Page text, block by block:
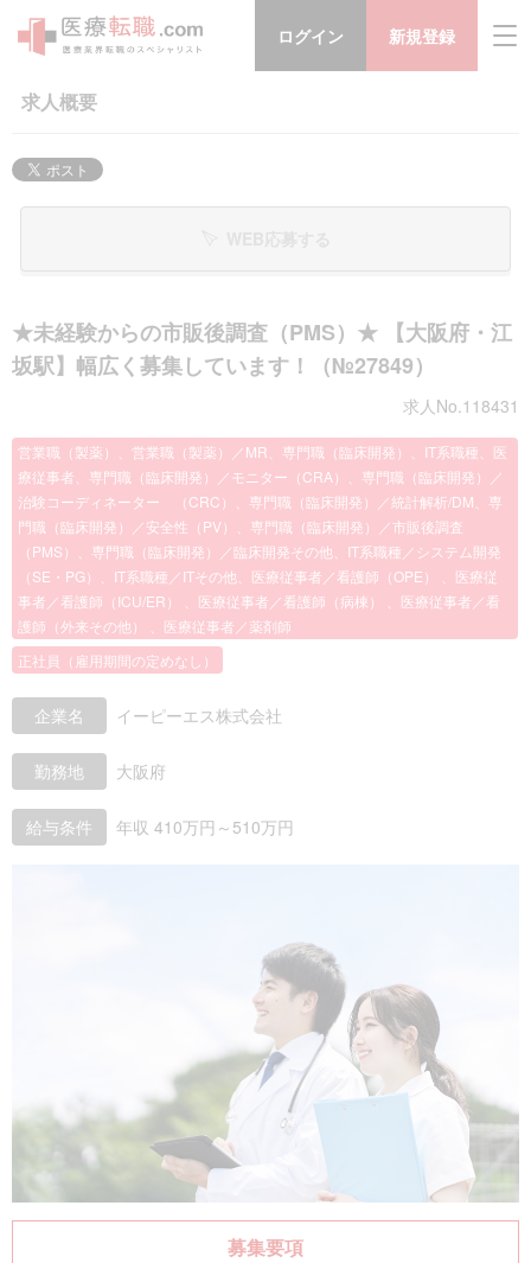
ログイン 新規登録
求人概要
★未経験からの市販後調査（PMS）★ 【大阪府・江
坂駅】幅広く募集しています！（№27849）
求人No.118431
営業職（製薬）、営業職（製薬）／MR、専門職（臨床開発）、IT系職種、医
療従事者、専門職（臨床開発）／モニター（CRA）、専門職（臨床開発）／
治験コーディネーター （CRC）、専門職（臨床開発）／統計解析/DM、専
門職（臨床開発）／安全性（PV）、専門職（臨床開発）／市販後調査
（PMS）、専門職（臨床開発）／臨床開発その他、IT系職種／システム開発
（SE・PG）、IT系職種／ITその他、医療従事者／看護師（OPE） 、医療従
事者／看護師（ICU/ER） 、医療従事者／看護師（病棟） 、医療従事者／看
護師（外来その他） 、医療従事者／薬剤師
正社員（雇用期間の定めなし）
企業名 イーピーエス株式会社
勤務地 大阪府
給与条件 年収 410万円～510万円
募集要項